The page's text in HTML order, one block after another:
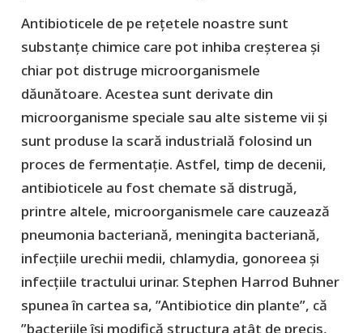
Antibioticele de pe rețetele noastre sunt
substanțe chimice care pot inhiba creșterea și
chiar pot distruge microorganismele
dăunătoare. Acestea sunt derivate din
microorganisme speciale sau alte sisteme vii și
sunt produse la scară industrială folosind un
proces de fermentație. Astfel, timp de decenii,
antibioticele au fost chemate să distrugă,
printre altele, microorganismele care cauzează
pneumonia bacteriană, meningita bacteriană,
infecțiile urechii medii, chlamydia, gonoreea și
infecțiile tractului urinar. Stephen Harrod Buhner
spunea în cartea sa, ”Antibiotice din plante”, că
”bacteriile își modifică structura atât de precis,